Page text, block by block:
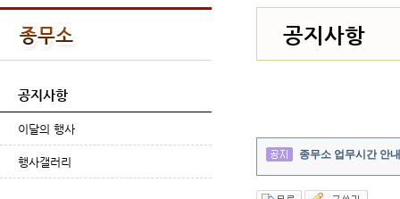
공지사항
이달의 행사
행사갤러리
공지사항
종무소 업무시간 안내